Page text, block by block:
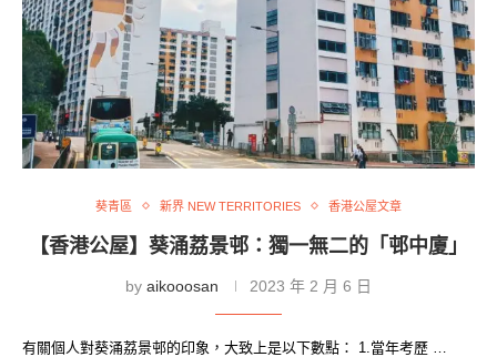
葵青區 新界 NEW TERRITORIES 香港公屋文章
【香港公屋】葵涌荔景邨：獨一無二的「邨中廈」
by aikooosan 2023 年 2 月 6 日
有關個人對葵涌荔景邨的印象，大致上是以下數點： 1.當年考歷 …